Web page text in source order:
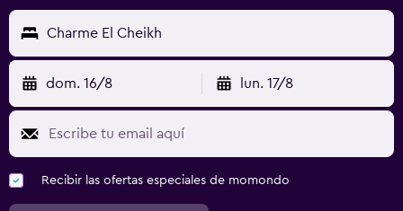
Charme El Cheikh
dom. 16/8 lun. 17/8
Recibir las ofertas especiales de momondo